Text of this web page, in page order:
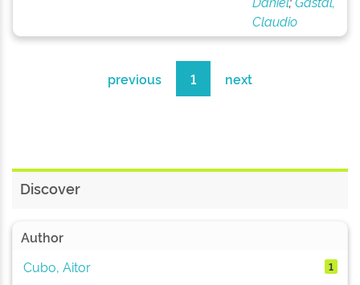
Claudio
previous 1 next
Discover
Author
Cubo, Aitor
1